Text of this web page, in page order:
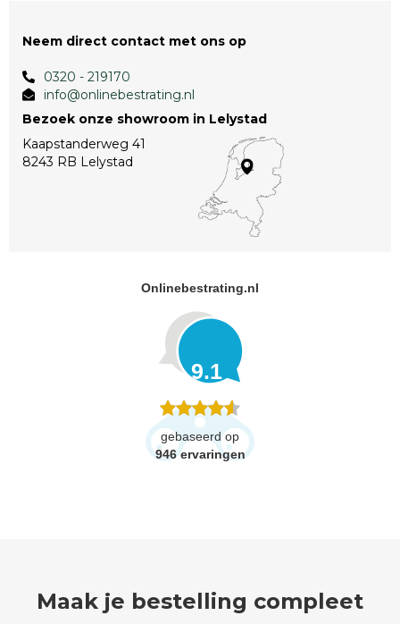
Neem direct contact met ons op
0320 - 219170
info@onlinebestrating.nl
Bezoek onze showroom in Lelystad
Kaapstanderweg 41
8243 RB Lelystad
Onlinebestrating.nl
9.1
gebaseerd op
946 ervaringen
Maak je bestelling compleet